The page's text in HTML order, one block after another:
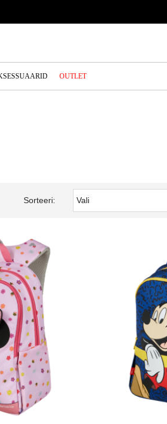
OUTLET
Sorteeri: Vali